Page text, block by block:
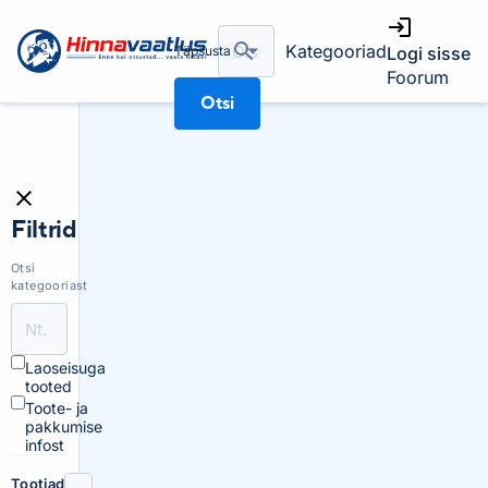
Täpsusta
Otsi
KategooriadLogi sisse
Foorum
Filtrid
Otsi
kategooriast
Laoseisuga
tooted
Toote- ja
pakkumise
infost
Tootjad